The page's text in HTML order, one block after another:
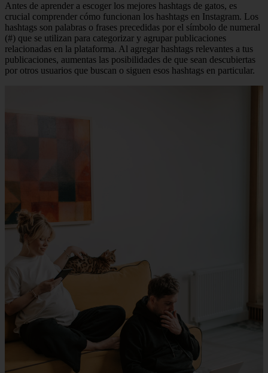
Antes de aprender a escoger los mejores hashtags de gatos, es
crucial comprender cómo funcionan los hashtags en Instagram. Los
hashtags son palabras o frases precedidas por el símbolo de numeral
(#) que se utilizan para categorizar y agrupar publicaciones
relacionadas en la plataforma. Al agregar hashtags relevantes a tus
publicaciones, aumentas las posibilidades de que sean descubiertas
por otros usuarios que buscan o siguen esos hashtags en particular.